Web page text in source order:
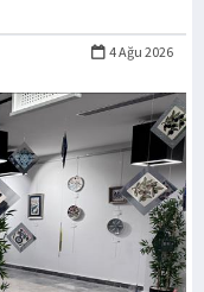
4 Ağu 2026